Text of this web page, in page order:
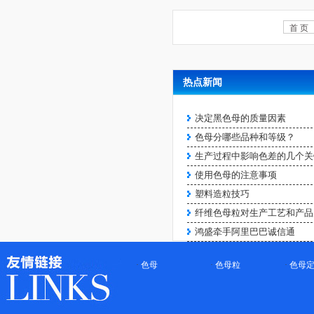
类喷油效果长春花蓝色ABS
免喷涂塑料
首 页
热点新闻
决定黑色母的质量因素
色母分哪些品种和等级？
生产过程中影响色差的几个
使用色母的注意事项
塑料造粒技巧
纤维色母粒对生产工艺和产
鸿盛牵手阿里巴巴诚信通
· 色母 · 色母粒 · 色母